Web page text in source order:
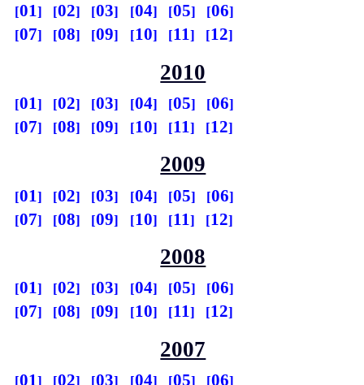
01 02 03 04 05
06
07
08 09 10 11 12
2010
01 02 03 04 05
06
07
08 09 10 11 12
2009
01 02 03 04 05
06
07
08 09 10 11 12
2008
01 02 03 04 05
06
07
08 09 10 11 12
2007
01 02 03 04 05
06